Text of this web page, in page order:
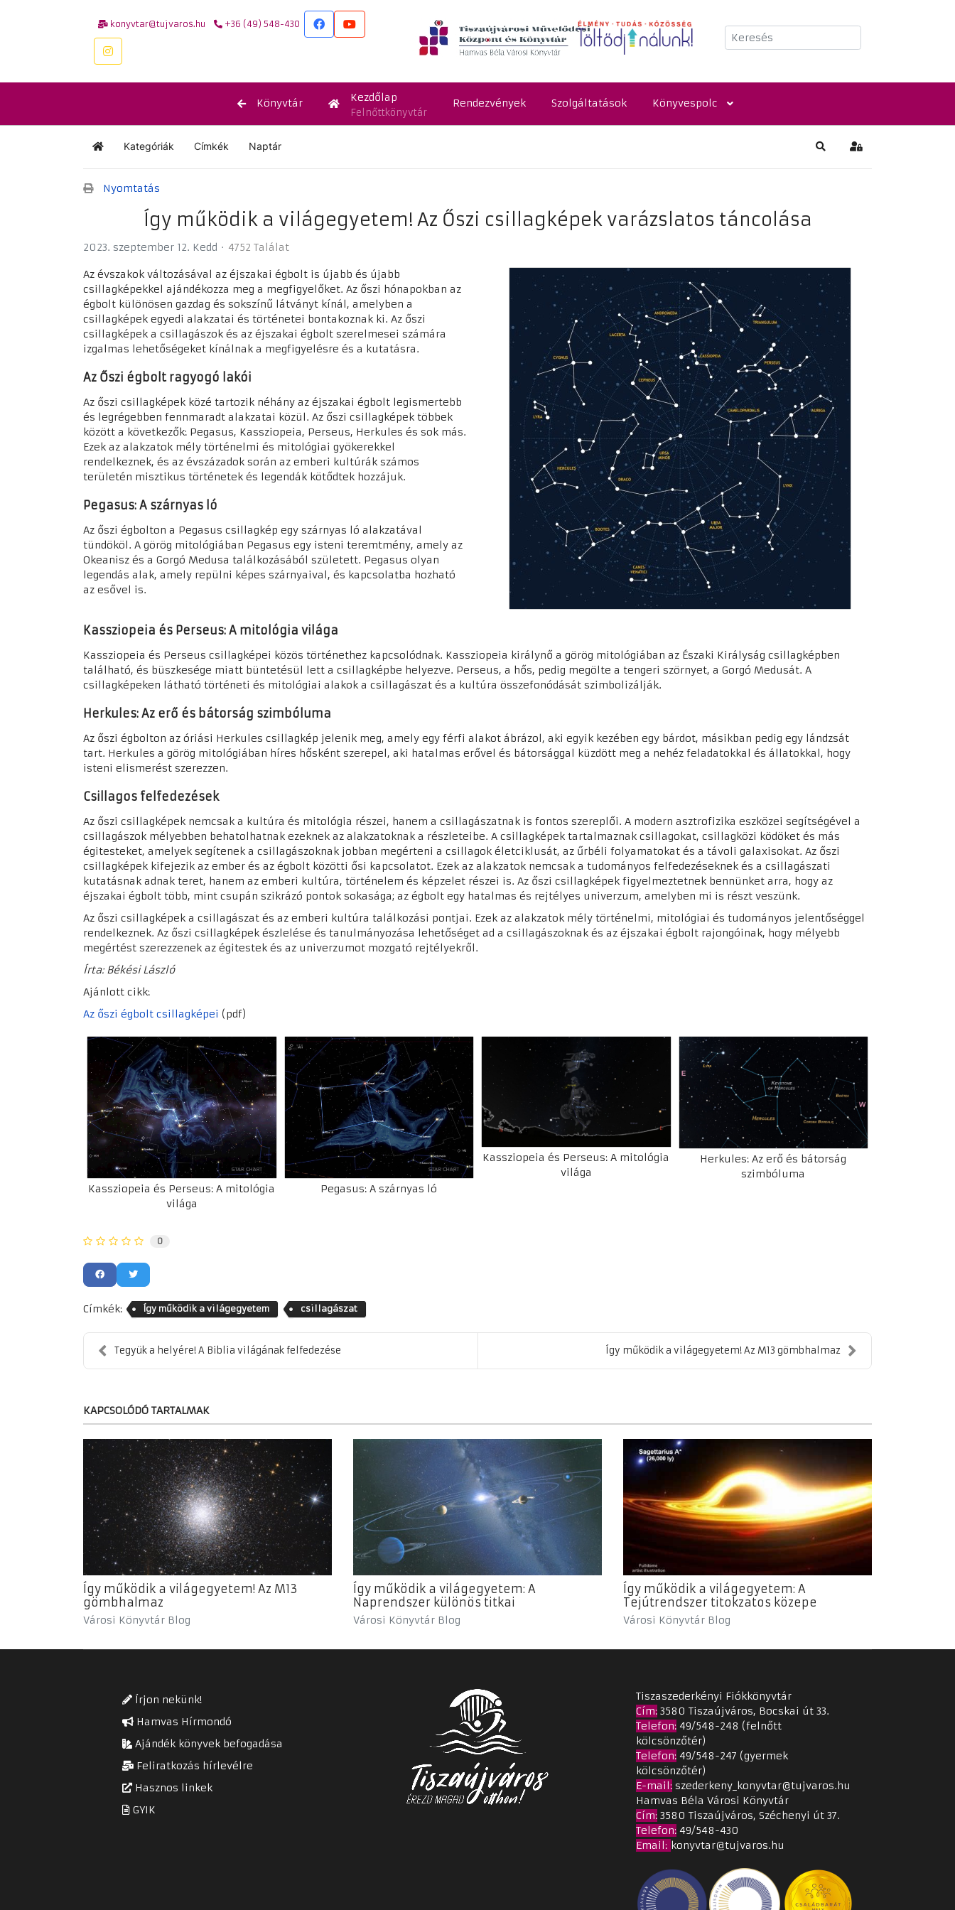
konyvtar@tujvaros.hu +36 (49) 548-430
Keresés
Könyvtár Kezdőlap
Felnőttkönyvtár
Rendezvények Szolgáltatások Könyvespolc
KezdőlapKategóriák Címkék Naptár KeresésBejelentkezés
Nyomtatás
Így működik a világegyetem! Az Őszi csillagképek varázslatos táncolása
2023. szeptember 12. Kedd 4752 Találat
Az évszakok változásával az éjszakai égbolt is újabb és újabb
csillagképekkel ajándékozza meg a megfigyelőket. Az őszi hónapokban az
égbolt különösen gazdag és sokszínű látványt kínál, amelyben a
csillagképek egyedi alakzatai és történetei bontakoznak ki. Az őszi
csillagképek a csillagászok és az éjszakai égbolt szerelmesei számára
izgalmas lehetőségeket kínálnak a megfigyelésre és a kutatásra.
Az Őszi égbolt ragyogó lakói
Az őszi csillagképek közé tartozik néhány az éjszakai égbolt legismertebb
és legrégebben fennmaradt alakzatai közül. Az őszi csillagképek többek
között a következők: Pegasus, Kassziopeia, Perseus, Herkules és sok más.
Ezek az alakzatok mély történelmi és mitológiai gyökerekkel
rendelkeznek, és az évszázadok során az emberi kultúrák számos
területén misztikus történetek és legendák kötődtek hozzájuk.
Pegasus: A szárnyas ló
Az őszi égbolton a Pegasus csillagkép egy szárnyas ló alakzatával
tündököl. A görög mitológiában Pegasus egy isteni teremtmény, amely az
Okeanisz és a Gorgó Medusa találkozásából született. Pegasus olyan
legendás alak, amely repülni képes szárnyaival, és kapcsolatba hozható
az esővel is.
Kassziopeia és Perseus: A mitológia világa
Kassziopeia és Perseus csillagképei közös történethez kapcsolódnak. Kassziopeia királynő a görög mitológiában az Északi Királyság csillagképben
található, és büszkesége miatt büntetésül lett a csillagképbe helyezve. Perseus, a hős, pedig megölte a tengeri szörnyet, a Gorgó Medusát. A
csillagképeken látható történeti és mitológiai alakok a csillagászat és a kultúra összefonódását szimbolizálják.
Herkules: Az erő és bátorság szimbóluma
Az őszi égbolton az óriási Herkules csillagkép jelenik meg, amely egy férfi alakot ábrázol, aki egyik kezében egy bárdot, másikban pedig egy lándzsát
tart. Herkules a görög mitológiában híres hősként szerepel, aki hatalmas erővel és bátorsággal küzdött meg a nehéz feladatokkal és állatokkal, hogy
isteni elismerést szerezzen.
Csillagos felfedezések
Az őszi csillagképek nemcsak a kultúra és mitológia részei, hanem a csillagászatnak is fontos szereplői. A modern asztrofizika eszközei segítségével a
csillagászok mélyebben behatolhatnak ezeknek az alakzatoknak a részleteibe. A csillagképek tartalmaznak csillagokat, csillagközi ködöket és más
égitesteket, amelyek segítenek a csillagászoknak jobban megérteni a csillagok életciklusát, az űrbéli folyamatokat és a távoli galaxisokat. Az őszi
csillagképek kifejezik az ember és az égbolt közötti ősi kapcsolatot. Ezek az alakzatok nemcsak a tudományos felfedezéseknek és a csillagászati
kutatásnak adnak teret, hanem az emberi kultúra, történelem és képzelet részei is. Az őszi csillagképek figyelmeztetnek bennünket arra, hogy az
éjszakai égbolt több, mint csupán szikrázó pontok sokasága; az égbolt egy hatalmas és rejtélyes univerzum, amelyben mi is részt veszünk.
Az őszi csillagképek a csillagászat és az emberi kultúra találkozási pontjai. Ezek az alakzatok mély történelmi, mitológiai és tudományos jelentőséggel
rendelkeznek. Az őszi csillagképek észlelése és tanulmányozása lehetőséget ad a csillagászoknak és az éjszakai égbolt rajongóinak, hogy mélyebb
megértést szerezzenek az égitestek és az univerzumot mozgató rejtélyekről.
Írta: Békési László
Ajánlott cikk:
Az őszi égbolt csillagképei (pdf)
Kassziopeia és Perseus: A mitológia
világa
Pegasus: A szárnyas ló
Kassziopeia és Perseus: A mitológia
világa
Herkules: Az erő és bátorság
szimbóluma
0
Címkék: Így működik a világegyetem csillagászat
Tegyük a helyére! A Biblia világának felfedezése Így működik a világegyetem! Az M13 gömbhalmaz
KAPCSOLÓDÓ TARTALMAK
Így működik a világegyetem! Az M13
gömbhalmaz
Városi Könyvtár Blog
Így működik a világegyetem: A
Naprendszer különös titkai
Városi Könyvtár Blog
Így működik a világegyetem: A
Tejútrendszer titokzatos közepe
Városi Könyvtár Blog
Írjon nekünk!
Hamvas Hírmondó
Ajándék könyvek befogadása
Feliratkozás hírlevélre
Hasznos linkek
GYIK
Tiszaszederkényi Fiókkönyvtár
Cím:3580 Tiszaújváros, Bocskai út 33.
Telefon:49/548-248 (felnőtt
kölcsönzőtér)
Telefon:49/548-247 (gyermek
kölcsönzőtér)
E-mail:szederkeny_konyvtar@tujvaros.hu
Hamvas Béla Városi Könyvtár
Cím:3580 Tiszaújváros, Széchenyi út 37.
Telefon:49/548-430
Email: konyvtar@tujvaros.hu